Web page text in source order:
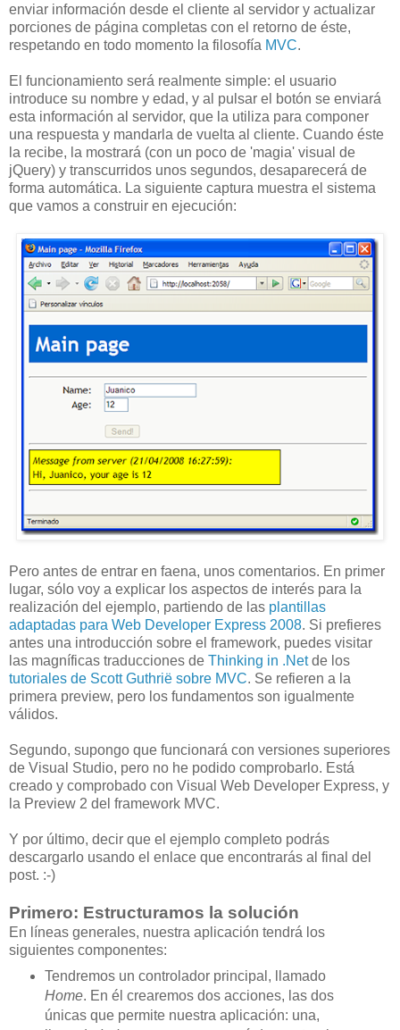
enviar información desde el cliente al servidor y actualizar
porciones de página completas con el retorno de éste,
respetando en todo momento la filosofía MVC.
El funcionamiento será realmente simple: el usuario
introduce su nombre y edad, y al pulsar el botón se enviará
esta información al servidor, que la utiliza para componer
una respuesta y mandarla de vuelta al cliente. Cuando éste
la recibe, la mostrará (con un poco de 'magia' visual de
jQuery) y transcurridos unos segundos, desaparecerá de
forma automática. La siguiente captura muestra el sistema
que vamos a construir en ejecución:
Pero antes de entrar en faena, unos comentarios. En primer
lugar, sólo voy a explicar los aspectos de interés para la
realización del ejemplo, partiendo de las plantillas
adaptadas para Web Developer Express 2008. Si prefieres
antes una introducción sobre el framework, puedes visitar
las magníficas traducciones de Thinking in .Netde los
tutoriales de Scott Guthrië sobre MVC. Se refieren a la
primera preview, pero los fundamentos son igualmente
válidos.
Segundo, supongo que funcionará con versiones superiores
de Visual Studio, pero no he podido comprobarlo. Está
creado y comprobado con Visual Web Developer Express, y
la Preview 2 del framework MVC.
Y por último, decir que el ejemplo completo podrás
descargarlo usando el enlace que encontrarás al final del
post. :-)
Primero: Estructuramos la solución
En líneas generales, nuestra aplicación tendrá los
siguientes componentes:
Tendremos un controlador principal, llamado
Home. En él crearemos dos acciones, las dos
únicas que permite nuestra aplicación: una,